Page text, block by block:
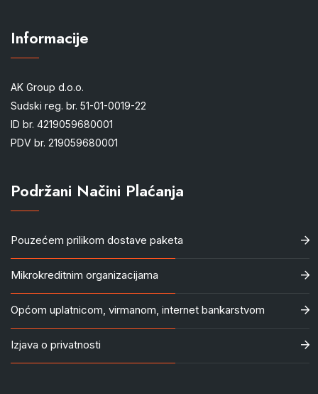
Informacije
AK Group d.o.o.
Sudski reg. br. 51-01-0019-22
ID br. 4219059680001
PDV br. 219059680001
Podržani Načini Plaćanja
Pouzećem prilikom dostave paketa
Mikrokreditnim organizacijama
Općom uplatnicom, virmanom, internet bankarstvom
Izjava o privatnosti